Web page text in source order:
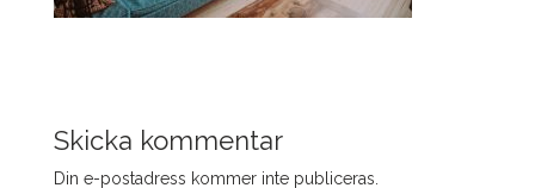
Skicka kommentar
Din e-postadress kommer inte publiceras.